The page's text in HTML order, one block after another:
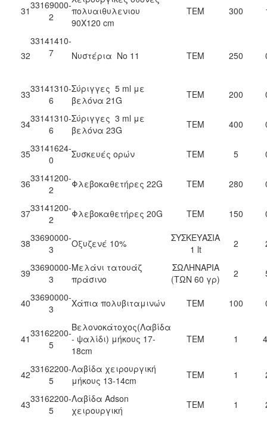
3133169000-
2
πολυαιθυλενιου
90Χ120 cm
ΤΕΜ 300
32
33141410-
7
Νυστέρια Νο 11 ΤΕΜ 250
3333141310-
6
Σύριγγες 5 ml με
βελόνα 21G
ΤΕΜ 200
3433141310-
6
Σύριγγες 3 ml με
βελόνα 23G
ΤΕΜ 400
3533141624-
0
Συσκευές ορών ΤΕΜ 5
3633141200-
2
Φλεβοκαθετήρες 22G ΤΕΜ 280
3733141200-
2
Φλεβοκαθετήρες 20G ΤΕΜ 150
3833690000-
3
Οξυζενέ 10%
ΣΥΣΚΕΥΑΣΙΑ
1 lt
2
3933690000-
3
Μελάνι τατουάζ
πράσινο
ΣΩΛΗΝΑΡΙΑ
(ΤΩΝ 60 γρ)
2
4033690000-
3
Χάπια πολυβιταμινών ΤΕΜ 100
4133162200-
5
Βελονοκάτοχος(Λαβίδα
- ψαλίδι) μήκους 17-
18cm
ΤΕΜ 1
4233162200-
5
Λαβίδα χειρουργική
μήκους 13-14cm
ΤΕΜ 1
4333162200-
5
Λαβίδα Adson
χειρουργική
ΤΕΜ 1